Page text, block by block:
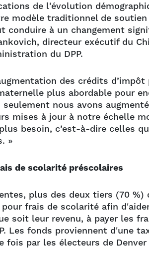
de l'évolution
modèle traditionnel de
conduire à un changement
directeur exécutif du
du DPP.
des crédits
plus abordable pour
seulement nous avons
mises à jour à notre échelle
besoin, c’est-à-dire celles
»
de scolarité préscolaires
plus des deux tiers (70
frais de scolarité afin
soit leur revenu, à payer les
Les fonds proviennent d'une
fois par les électeurs de